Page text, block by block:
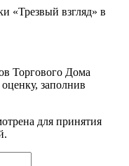
«Трезвый взгляд» в
Торгового Дома
заполнив
для принятия